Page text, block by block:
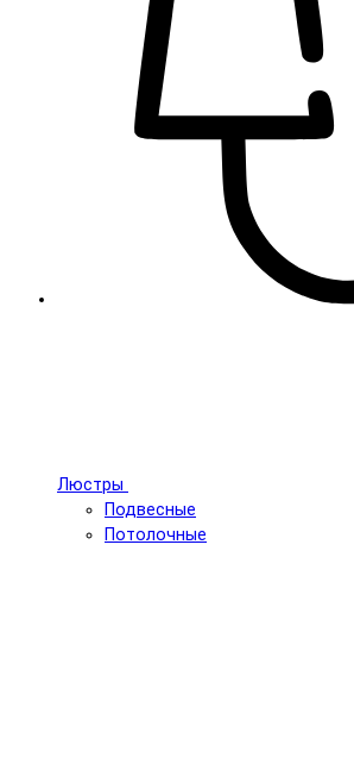
Люстры
Подвесные
Потолочные